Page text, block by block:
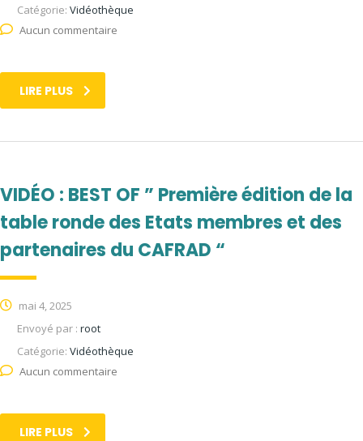
Catégorie: Vidéothèque
Aucun commentaire
LIRE PLUS
VIDÉO : BEST OF ” Première édition de la
table ronde des Etats membres et des
partenaires du CAFRAD “
mai 4, 2025
Envoyé par : root
Catégorie: Vidéothèque
Aucun commentaire
LIRE PLUS